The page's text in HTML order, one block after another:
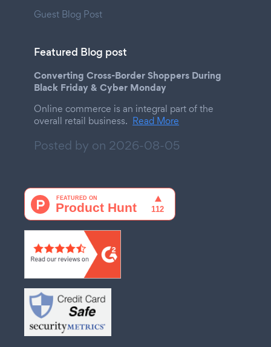
Guest Blog Post
Featured Blog post
Converting Cross-Border Shoppers During
Black Friday & Cyber Monday
Online commerce is an integral part of the
overall retail business. Read More
Posted by on 2026-08-05